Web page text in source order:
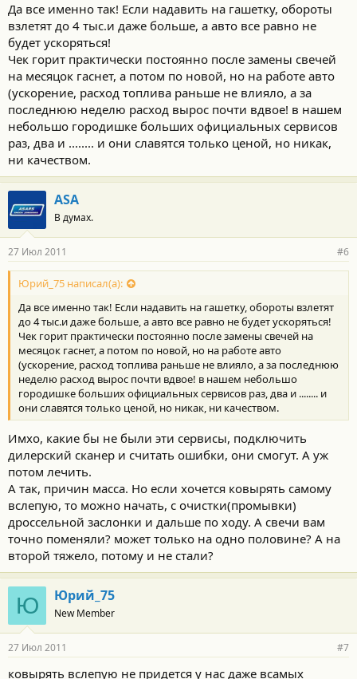
Да все именно так! Если надавить на гашетку, обороты
взлетят до 4 тыс.и даже больше, а авто все равно не
будет ускоряться!
Чек горит практически постоянно после замены свечей
на месяцок гаснет, а потом по новой, но на работе авто
(ускорение, расход топлива раньше не влияло, а за
последнюю неделю расход вырос почти вдвое! в нашем
небольшо городишке больших официальных сервисов
раз, два и ........ и они славятся только ценой, но никак,
ни качеством.
ASA
В думах.
27 Июл 2011 #6
Юрий_75 написал(а):
Да все именно так! Если надавить на гашетку, обороты взлетят
до 4 тыс.и даже больше, а авто все равно не будет ускоряться!
Чек горит практически постоянно после замены свечей на
месяцок гаснет, а потом по новой, но на работе авто
(ускорение, расход топлива раньше не влияло, а за последнюю
неделю расход вырос почти вдвое! в нашем небольшо
городишке больших официальных сервисов раз, два и ........ и
они славятся только ценой, но никак, ни качеством.
Имхо, какие бы не были эти сервисы, подключить
дилерский сканер и считать ошибки, они смогут. А уж
потом лечить.
А так, причин масса. Но если хочется ковырять самому
вслепую, то можно начать, с очистки(промывки)
дроссельной заслонки и дальше по ходу. А свечи вам
точно поменяли? может только на одно половине? А на
второй тяжело, потому и не стали?
Ю Юрий_75
New Member
27 Июл 2011 #7
ковырять вслепую не придется у нас даже всамых